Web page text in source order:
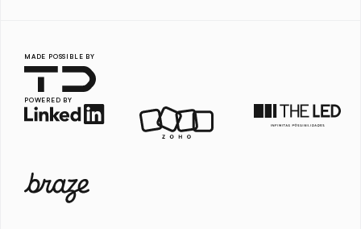
MADE POSSIBLE BY
POWERED BY